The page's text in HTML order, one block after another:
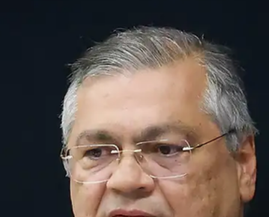
significativamente o desfecho do processo. Sua manifestação
em um contexto de crescente radicalização da extrema-direita
o STF, simbolizada pelos ataques do governador Tarcísio de Freitas
ao relator Alexandre de Moraes, numa escalada de desinformação
deliberada que visa deslegitimar as instituições democráticas